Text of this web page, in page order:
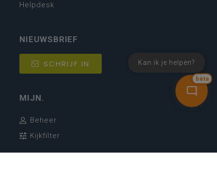
bèta
Kan ik je helpen?
Helpdesk
NIEUWSBRIEF
SCHRIJF IN
MIJN.
Beheer
Kijkfilter